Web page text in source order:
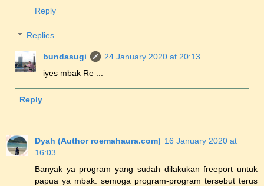
Reply
Replies
bundasugi
24 January 2020 at 20:13
iyes mbak Re ...
Reply
Dyah (Author roemahaura.com) 16 January 2020 at
16:03
Banyak ya program yang sudah dilakukan freeport untuk
papua ya mbak. semoga program-program tersebut terus